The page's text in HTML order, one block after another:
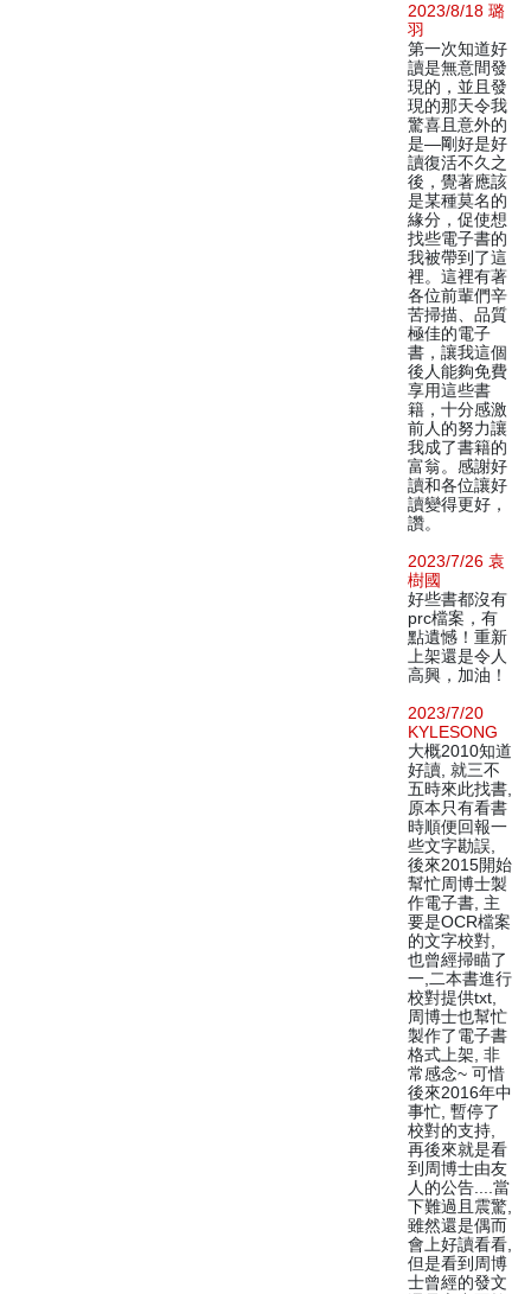
2023/8/18 璐
羽
第一次知道好
讀是無意間發
現的，並且發
現的那天令我
驚喜且意外的
是—剛好是好
讀復活不久之
後，覺著應該
是某種莫名的
緣分，促使想
找些電子書的
我被帶到了這
裡。這裡有著
各位前輩們辛
苦掃描、品質
極佳的電子
書，讓我這個
後人能夠免費
享用這些書
籍，十分感激
前人的努力讓
我成了書籍的
富翁。感謝好
讀和各位讓好
讀變得更好，
讚。
2023/7/26 袁
樹國
好些書都沒有
prc檔案，有
點遺憾！重新
上架還是令人
高興，加油！
2023/7/20
KYLESONG
大概2010知道
好讀, 就三不
五時來此找書,
原本只有看書
時順便回報一
些文字勘誤,
後來2015開始
幫忙周博士製
作電子書, 主
要是OCR檔案
的文字校對,
也曾經掃瞄了
一,二本書進行
校對提供txt,
周博士也幫忙
製作了電子書
格式上架, 非
常感念~ 可惜
後來2016年中
事忙, 暫停了
校對的支持,
再後來就是看
到周博士由友
人的公告....當
下難過且震驚,
雖然還是偶而
會上好讀看看,
但是看到周博
士曾經的發文